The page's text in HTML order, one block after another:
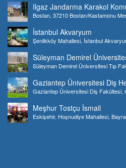
Ilgaz Jandarma Karakol
Bostan, 37210 Bostan/Kastamonu
İstanbul Akvaryum
Şenlikköy Mahallesi, İstanbul
Süleyman Demirel
Süleyman Demirel Üniversitesi Tıp
Gaziantep Üniversitesi Diş
Gaziantep Üniversitesi Diş Fakültesi,
Meşhur Tostçu İsmail
Eskişehir, Hoşnudiye Mahallesi,